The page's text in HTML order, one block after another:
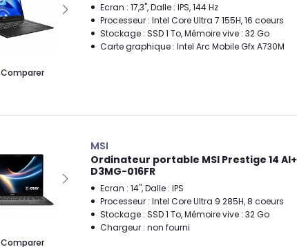
Comparer
Ecran : 17,3", Dalle : IPS, 144 Hz
Processeur : Intel Core Ultra 7 155H, 16 coeurs
Stockage : SSD 1 To, Mémoire vive : 32 Go
Carte graphique : Intel Arc Mobile Gfx A730M
Comparer
MSI
Ordinateur portable MSI Prestige 14 AI+
D3MG-016FR
Ecran : 14", Dalle : IPS
Processeur : Intel Core Ultra 9 285H, 8 coeurs
Stockage : SSD 1 To, Mémoire vive : 32 Go
Chargeur : non fourni